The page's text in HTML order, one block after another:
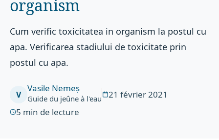
organism
Cum verific toxicitatea in organism la postul cu
apa. Verificarea stadiului de toxicitate prin
postul cu apa.
V
Vasile Nemeș
Guide du jeûne à l'eau
21 février 2021
5 min de lecture